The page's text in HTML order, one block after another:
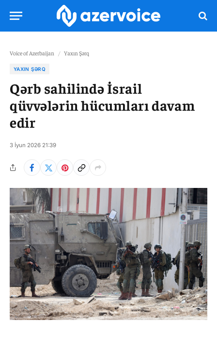
Voice of Azerbaijan / Yaxın Şərq
YAXIN ŞƏRQ
Qərb sahilində İsrail
qüvvələrin hücumları davam
edir
3 İyun 2026 21:39